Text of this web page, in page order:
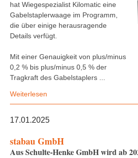
hat Wiegespezialist Kilomatic eine
Gabelstaplerwaage im Programm,
die über einige herausragende
Details verfügt.
Mit einer Genauigkeit von plus/minus
0,2 % bis plus/minus 0,5 % der
Tragkraft des Gabelstaplers ...
Weiterlesen
17.01.2025
stabau GmbH
Aus Schulte-Henke GmbH wird ab